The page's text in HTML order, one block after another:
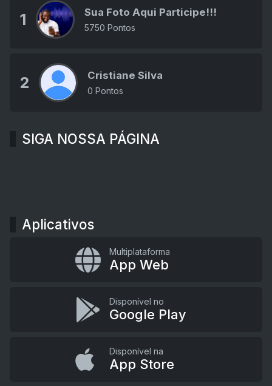
1 Sua Foto Aqui Participe!!!
5750 Pontos
2 Cristiane Silva
0 Pontos
SIGA NOSSA PÁGINA
Aplicativos
Multiplataforma
App Web
Disponível no
Google Play
Disponível na
App Store